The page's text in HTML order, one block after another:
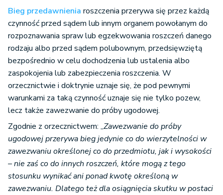
Bieg przedawnienia roszczenia przerywa się przez każdą
czynność przed sądem lub innym organem powołanym do
rozpoznawania spraw lub egzekwowania roszczeń danego
rodzaju albo przed sądem polubownym, przedsięwziętą
bezpośrednio w celu dochodzenia lub ustalenia albo
zaspokojenia lub zabezpieczenia roszczenia. W
orzecznictwie i doktrynie uznaje się, że pod pewnymi
warunkami za taką czynność uznaje się nie tylko pozew,
lecz także zawezwanie do próby ugodowej.
Zgodnie z orzecznictwem: „Zawezwanie do próby
ugodowej przerywa bieg jedynie co do wierzytelności w
zawezwaniu określonej co do przedmiotu, jak i wysokości
– nie zaś co do innych roszczeń, które mogą z tego
stosunku wynikać ani ponad kwotę określoną w
zawezwaniu. Dlatego też dla osiągnięcia skutku w postaci